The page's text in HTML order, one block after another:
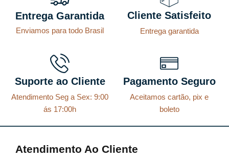
Entrega Garantida
Enviamos para todo Brasil
Cliente Satisfeito
Entrega garantida
Suporte ao Cliente
Atendimento Seg a Sex: 9:00
ás 17:00h
Pagamento Seguro
Aceitamos cartão, pix e
boleto
Atendimento Ao Cliente